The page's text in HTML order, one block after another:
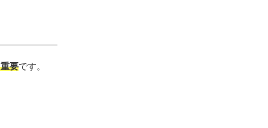
要です。